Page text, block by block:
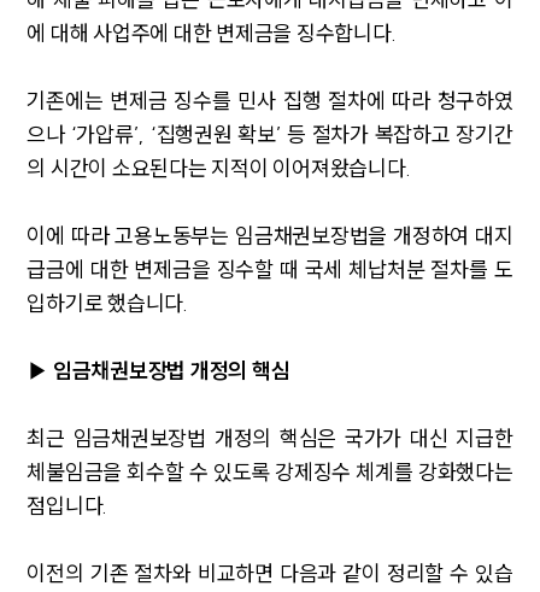
에 대해 사업주에 대한 변제금을 징수합니다.
기존에는 변제금 징수를 민사 집행 절차에 따라 청구하였
으나 ‘가압류’, ‘집행권원 확보’ 등 절차가 복잡하고 장기간
의 시간이 소요된다는 지적이 이어져왔습니다.
이에 따라 고용노동부는 임금채권보장법을 개정하여 대지
급금에 대한 변제금을 징수할 때 국세 체납처분 절차를 도
입하기로 했습니다.
▶ 임금채권보장법 개정의 핵심
최근 임금채권보장법 개정의 핵심은 국가가 대신 지급한
체불임금을 회수할 수 있도록 강제징수 체계를 강화했다는
점입니다.
이전의 기존 절차와 비교하면 다음과 같이 정리할 수 있습